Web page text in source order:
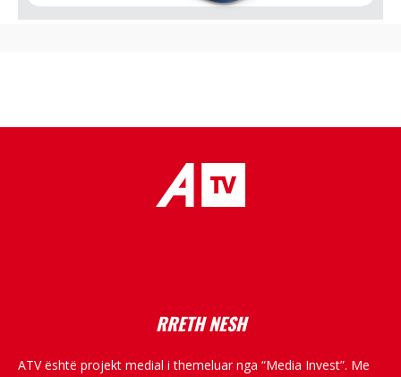
RRETH NESH
ATV është projekt medial i themeluar nga “Media Invest”. Me